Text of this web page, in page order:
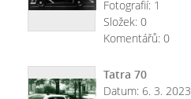
Fotografií: 1
Složek: 0
Komentářů: 0
Tatra 70
Datum: 6. 3. 2023